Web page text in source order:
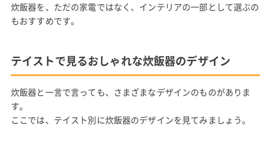
炊飯器を、ただの家電ではなく、インテリアの一部として選ぶの
もおすすめです。
テイストで見るおしゃれな炊飯器のデザイン
炊飯器と一言で言っても、さまざまなデザインのものがありま
す。
ここでは、テイスト別に炊飯器のデザインを見てみましょう。